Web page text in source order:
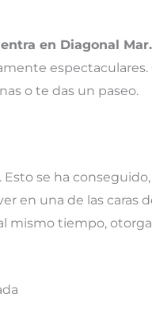
en Diagonal Mar.
espectaculares.
o te das un paseo.
se ha conseguido,
en una de las caras
mismo tiempo,